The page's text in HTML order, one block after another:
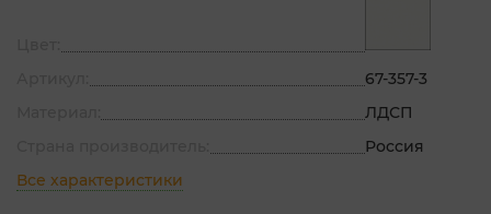
67-357-3
ЛДСП
Россия
Все характеристики